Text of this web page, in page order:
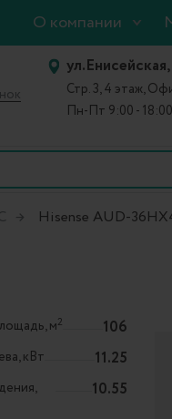
О компании
Стр. 3, 4 этаж,
Пн-Пт 9:00 - 18:00
Hisense AUD-
м2 106
кВт 11.25
10.55